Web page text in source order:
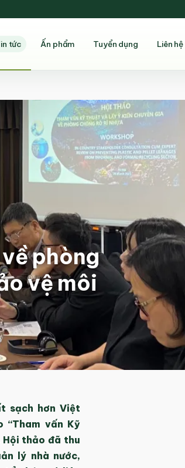
tức Ấn phẩm Tuyển dụng Liên hệ
phòng
vệ môi
sạch hơn Việt
“Tham vấn Kỹ
Hội thảo đã thu
lý nhà nước,